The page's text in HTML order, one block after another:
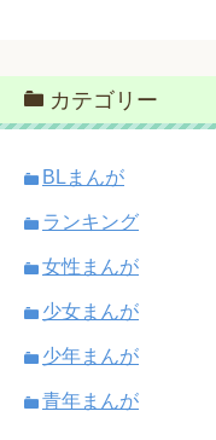
カテゴリー
BLまんが
ランキング
女性まんが
少女まんが
少年まんが
青年まんが